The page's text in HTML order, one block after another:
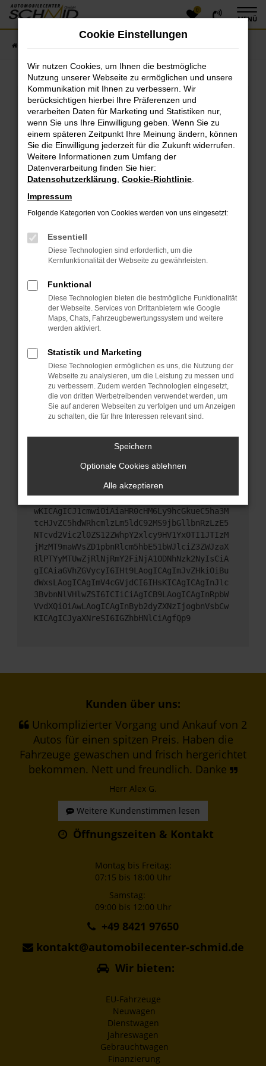
Zum
Hauptinhalt
0
MENÜ
Fehler: Network Error
Beim Laden ist ein Fehler aufgetreten.
Hier sind ein paar Tipps, die dir helfen können:
Überprüfe deine Firewall und deine
Internetverbindung.
Laden andere Webseiten, zum Beispiel deine
Suchmaschine?
Prüfe deine Browsererweiterungen.
das Laden bestimmter Seiten verhindern.
Funktioniert die Seite in einem anderen Browser
oder in einem privaten Fenster?
Das kann manchmal helfen, vorübergehende
Probleme zu beheben.
Stelle sicher, dass dein Browser und dein
Betriebssystem auf dem neuesten Stand sind.
Sicherheitsrisiko, sondern kann auch dazu führen,
dass bestimmte Funktionen nicht mehr
unterstützt werden.
Wende dich an den Webseitenbetreiber.
Wenn du alle oben genannten Schritte versucht
hast, kontaktiere uns bitte. Wir werden versuchen,
das Problem zu beheben. Du kannst uns diesen
Text schicken, um uns bei der Fehlersuche zu
unterstützen:
ewogICJuYW1lIjogIk5ldHdvcmtFcnJvciIsCiAgI
mNvbmZpZyI6IHsKICAgICJtZXRob2QiOiAiR0VUIi
wKICAgICJ1cmwiOiAiaHR0cHM6Ly9hcGkueC5ha3M
tcHJvZC5hdWRhcmlzLm5ldC92MS9jbGllbnRzLzE5
NTcvd2Vic2l0ZS12ZWhpY2xlcy9HV1YxOTI1JTIzM
jMzMT9maWVsZD1pbnRlcm5hbE51bWJlciZ3ZWJzaX
RlPTYyMTUwZjRlNjRmY2FiNjA1ODNhNzk2NyIsCiA
gICAiaGVhZGVycyI6IHt9LAogICAgImJvZHkiOiBu
dWxsLAogICAgImV4cGVjdCI6IHsKICAgICAgInJlc
3BvbnNlVHlwZSI6ICIiCiAgICB9LAogICAgInRpbW
VvdXQiOiAwLAogICAgInByb2dyZXNzIjogbnVsbCw
KICAgICJyaXNreSI6IGZhbHNlCiAgfQp9
Kunden über uns:
Unkomplizierter Vorgang und Ankauf von 2
Autos für einen spitzen Preis. Haben die
Fahrzeuge gewaschen und frisch hergerichtet
bekommen. Nett und freundlich. Danke
Herr Alex G.
Weitere Kundenstimmen lesen
Öffnungszeiten & Kontakt
Montag bis Freitag:
07:15 bis 18:00 Uhr
Samstag:
09:00 bis 12:00 Uhr
+49 8421 97650
kontakt@automobilecenter-schmid.de
Wir bieten:
EU-Fahrzeuge
Neuwagen
Dienstwagen
Jahreswagen
Gebrauchtwagen
Finanzierung
Cookie Einstellungen
Wir nutzen Cookies, um Ihnen die bestmögliche
Nutzung unserer Webseite zu ermöglichen und unsere
Kommunikation mit Ihnen zu verbessern. Wir
berücksichtigen hierbei Ihre Präferenzen und
verarbeiten Daten für Marketing und Statistiken nur,
wenn Sie uns Ihre Einwilligung geben. Wenn Sie zu
einem späteren Zeitpunkt Ihre Meinung ändern, können
Sie die Einwilligung jederzeit für die Zukunft widerrufen.
Weitere Informationen zum Umfang der
Datenverarbeitung finden Sie hier:
Datenschutzerklärung Cookie-Richtlinie
Impressum
Folgende Kategorien von Cookies werden von uns eingesetzt:
Essentiell
Diese Technologien sind erforderlich, um die
Kernfunktionalität der Webseite zu gewährleisten.
Funktional
Diese Technologien bieten die bestmögliche Funktionalität
der Webseite. Services von Drittanbietern wie Google
Maps, Chats, Fahrzeugbewertungssystem und weitere
werden aktiviert.
Statistik und Marketing
Diese Technologien ermöglichen es uns, die Nutzung der
Webseite zu analysieren, um die Leistung zu messen und
zu verbessern. Zudem werden Technologien eingesetzt,
die von dritten Werbetreibenden verwendet werden, um
Sie auf anderen Webseiten zu verfolgen und um Anzeigen
zu schalten, die für Ihre Interessen relevant sind.
Speichern
Optionale Cookies ablehnen
Alle akzeptieren